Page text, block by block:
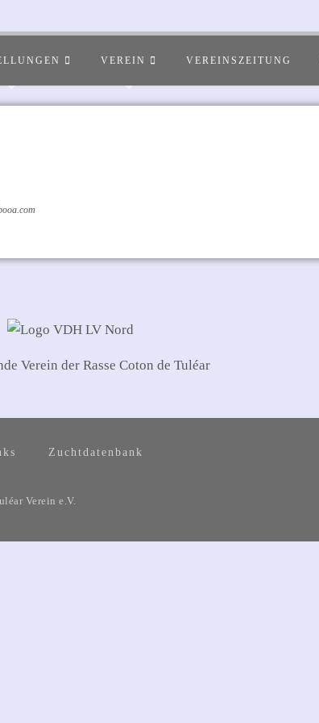
VEREIN VEREINSZEITUNG
Verein der Rasse Coton de Tuléar
Zuchtdatenbank
Verein e.V.